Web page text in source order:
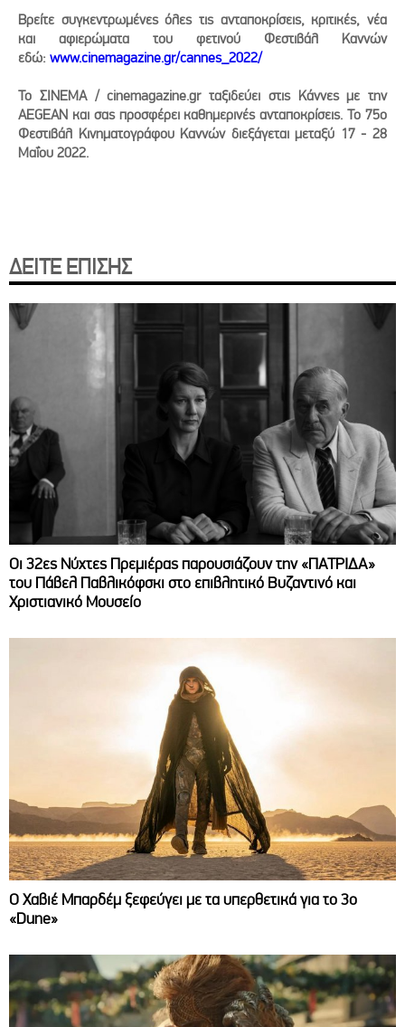
Βρείτε συγκεντρωμένες όλες τις ανταποκρίσεις, κριτικές, νέα
και αφιερώματα του φετινού Φεστιβάλ Καννών
εδώ: www.cinemagazine.gr/cannes_2022/
Το ΣΙΝΕΜΑ / cinemagazine.gr ταξιδεύει στις Κάννες με την
AEGEAN και σας προσφέρει καθημερινές ανταποκρίσεις. Το 75o
Φεστιβάλ Κινηματογράφου Καννών διεξάγεται μεταξύ 17 - 28
Μαΐου 2022.
ΔΕΙΤΕ ΕΠΙΣΗΣ
Οι 32ες Νύχτες Πρεμιέρας παρουσιάζουν την «ΠΑΤΡΙΔΑ»
του Πάβελ Παβλικόφσκι στο επιβλητικό Βυζαντινό και
Χριστιανικό Μουσείο
O Χαβιέ Μπαρδέμ ξεφεύγει με τα υπερθετικά για το 3ο
«Dune»